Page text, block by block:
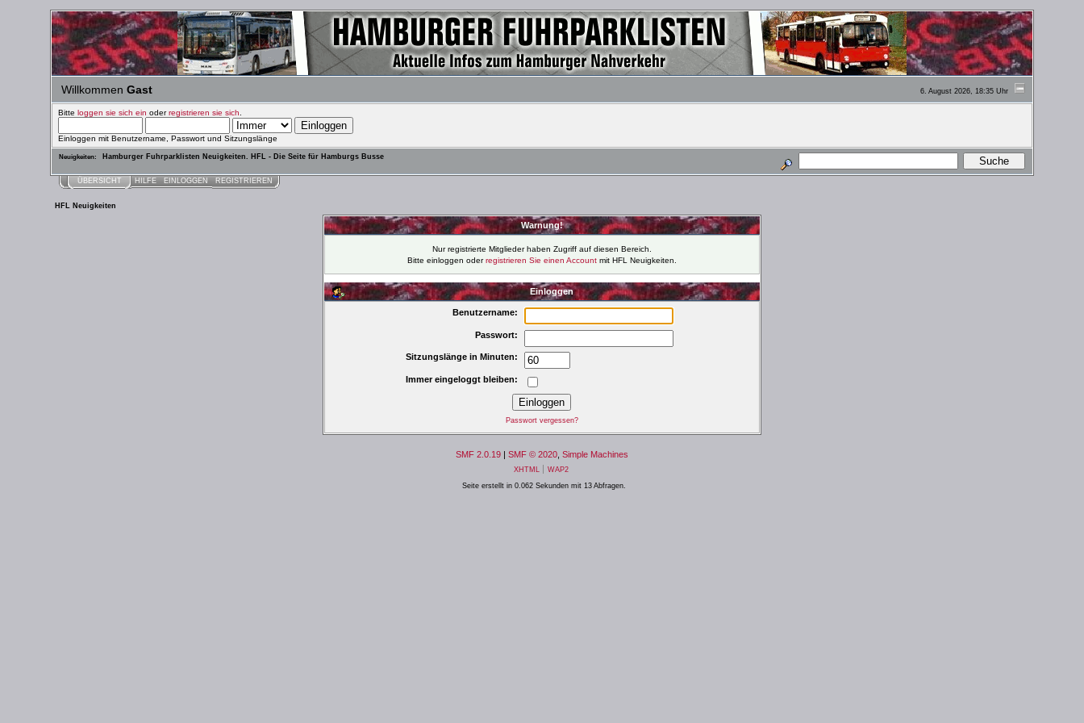
6. August 2026, 18:35 Uhr
Willkommen Gast
Bitte loggen sie sich ein oderregistrieren sie sich.
Einloggen mit Benutzername, Passwort und Sitzungslänge
Neuigkeiten: Hamburger Fuhrparklisten Neuigkeiten. HFL - Die Seite für Hamburgs Busse
ÜBERSICHT HILFE EINLOGGEN REGISTRIEREN
HFL Neuigkeiten
Warnung!
Nur registrierte Mitglieder haben Zugriff auf diesen Bereich.
Bitte einloggen oderregistrieren Sie einen Accountmit HFL Neuigkeiten.
Einloggen
Benutzername:
Passwort:
Sitzungslänge in Minuten:
Immer eingeloggt bleiben:
Passwort vergessen?
SMF 2.0.19| SMF © 2020, Simple Machines
XHTML
WAP2
Seite erstellt in 0.062 Sekunden mit 13 Abfragen.